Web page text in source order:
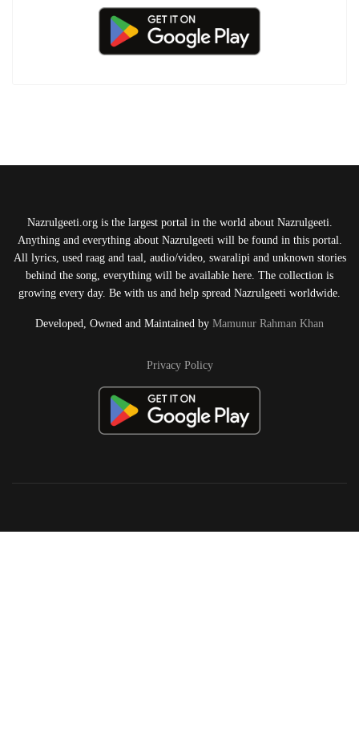
Nazrulgeeti.org is the largest portal in the world about Nazrulgeeti.
Anything and everything about Nazrulgeeti will be found in this portal.
All lyrics, used raag and taal, audio/video, swaralipi and unknown stories
behind the song, everything will be available here. The collection is
growing every day. Be with us and help spread Nazrulgeeti worldwide.
Developed, Owned and Maintained by Mamunur Rahman Khan
Privacy Policy